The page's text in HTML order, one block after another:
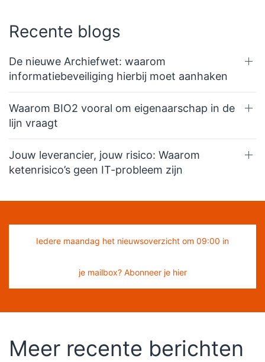
Recente blogs
De nieuwe Archiefwet: waarom
informatiebeveiliging hierbij moet aanhaken
Waarom BIO2 vooral om eigenaarschap in de
lijn vraagt
Jouw leverancier, jouw risico: Waarom
ketenrisico’s geen IT-probleem zijn
Iedere maandag het nieuwsoverzicht om 09:00 in
je mailbox? Abonneer je hier
Meer recente berichten